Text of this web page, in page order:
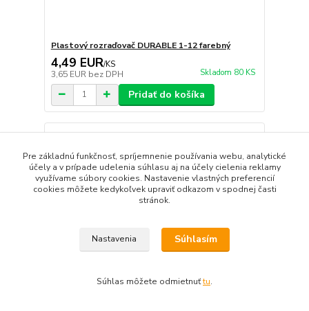
Plastový rozraďovač DURABLE 1-12 farebný
4,49 EUR/KS
3,65 EUR bez DPH Skladom 80 KS
Pridať do košíka
Pre základnú funkčnosť, spríjemnenie používania webu, analytické
účely a v prípade udelenia súhlasu aj na účely cielenia reklamy
využívame súbory cookies. Nastavenie vlastných preferencií
cookies môžete kedykoľvek upraviť odkazom v spodnej časti
stránok.
Nastavenia Súhlasím
Súhlas môžete odmietnuťtu.